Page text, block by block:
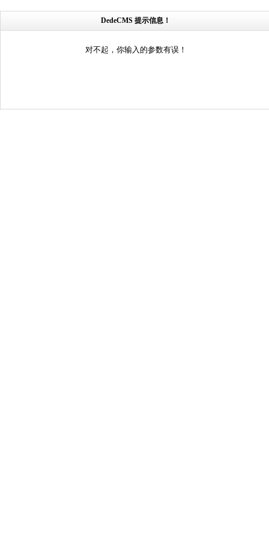
DedeCMS 提示信息！
对不起，你输入的参数有误！